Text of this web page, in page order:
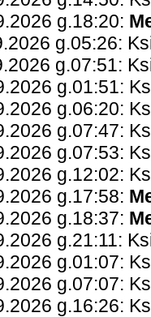
g.18:20:
g.05:26:
g.07:51:
g.01:51:
g.06:20:
g.07:47:
g.07:53:
g.12:02:
g.17:58:
g.18:37:
g.21:11:
g.01:07:
g.07:07:
g.16:26: